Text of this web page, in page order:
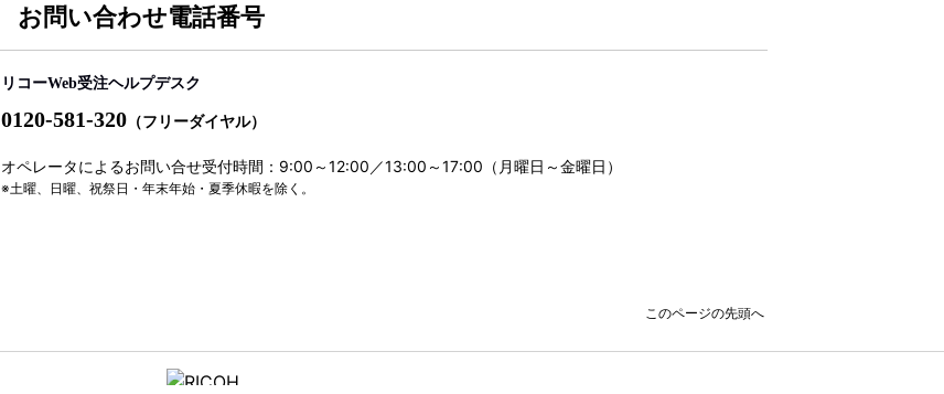
お問い合わせ電話番号
リコーWeb受注ヘルプデスク
0120-581-320 （フリーダイヤル）
オペレータによるお問い合せ受付時間：9:00～12:00／13:00～17:00（月曜日～金曜日）
※土曜、日曜、祝祭日・年末年始・夏季休暇を除く。
このページの先頭へ